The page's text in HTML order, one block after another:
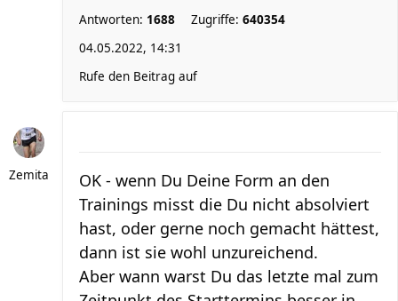
Antworten: 1688 Zugriffe: 640354
04.05.2022, 14:31
Rufe den Beitrag auf
Zemita
OK - wenn Du Deine Form an den
Trainings misst die Du nicht absolviert
hast, oder gerne noch gemacht hättest,
dann ist sie wohl unzureichend.
Aber wann warst Du das letzte mal zum